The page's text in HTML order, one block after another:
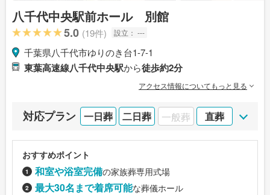
八千代中央駅前ホール 別館
5.0 (19件) 設立： ---
千葉県八千代市ゆりのき台1-7-1
東葉高速線八千代中央駅から徒歩約2分
アクセス情報についてもっと見る
対応プラン 一日葬 二日葬 一般葬 直葬
おすすめポイント
和室や浴室完備の家族葬専用式場
最大30名まで着席可能な葬儀ホール